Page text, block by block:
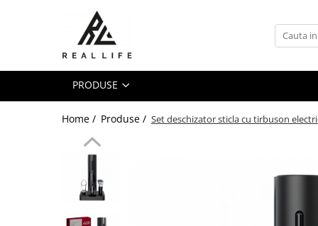
Masca fata si plasturi pentru
curatarea tenului
Seruri antiimbatranire
Ingrijirea parului
Sanatatea articulatiilor
PRODUSE
Home / Produse / Set deschizator sticla cu tirbuson